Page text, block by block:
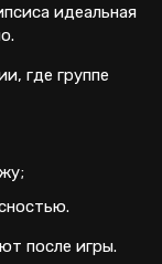
идеальная
где группе
после игры.